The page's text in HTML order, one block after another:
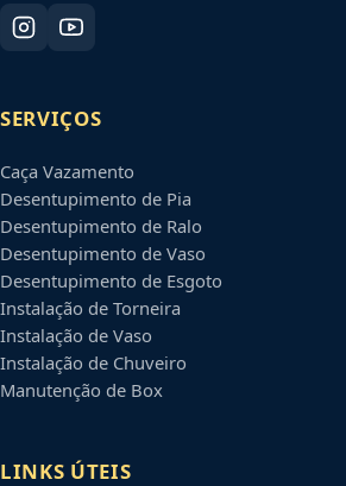
SERVIÇOS
Caça Vazamento
Desentupimento de Pia
Desentupimento de Ralo
Desentupimento de Vaso
Desentupimento de Esgoto
Instalação de Torneira
Instalação de Vaso
Instalação de Chuveiro
Manutenção de Box
LINKS ÚTEIS